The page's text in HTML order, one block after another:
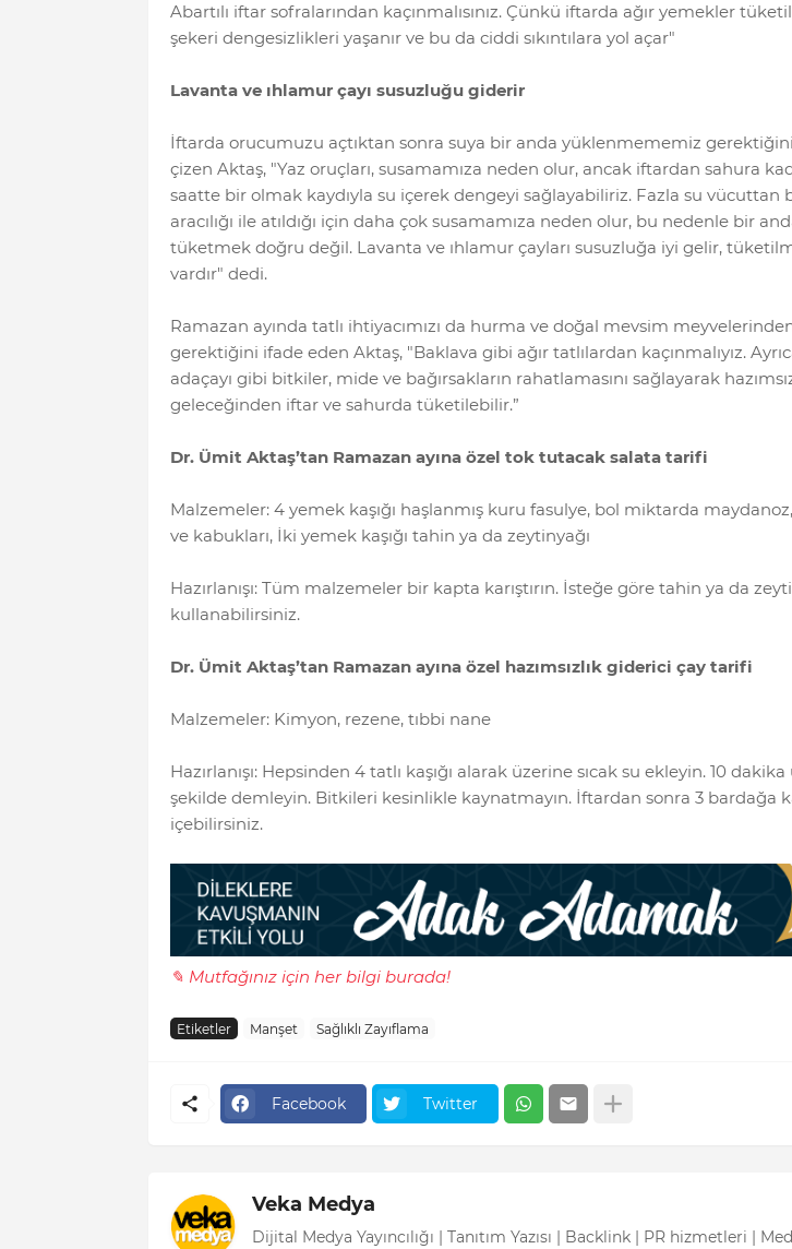
Abartılı iftar sofralarından kaçınmalısınız. Çünkü iftarda ağır yemekler
şekeri dengesizlikleri yaşanır ve bu da ciddi sıkıntılara yol açar"
Lavanta ve ıhlamur çayı susuzluğu giderir
İftarda orucumuzu açtıktan sonra suya bir anda yüklenmememiz
çizen Aktaş, "Yaz oruçları, susamamıza neden olur, ancak iftardan sahura
saatte bir olmak kaydıyla su içerek dengeyi sağlayabiliriz. Fazla su vücuttan
aracılığı ile atıldığı için daha çok susamamıza neden olur, bu nedenle bir
tüketmek doğru değil. Lavanta ve ıhlamur çayları susuzluğa iyi gelir,
vardır" dedi.
Ramazan ayında tatlı ihtiyacımızı da hurma ve doğal mevsim
gerektiğini ifade eden Aktaş, "Baklava gibi ağır tatlılardan kaçınmalıyız.
adaçayı gibi bitkiler, mide ve bağırsakların rahatlamasını sağlayarak
geleceğinden iftar ve sahurda tüketilebilir.”
Dr. Ümit Aktaş’tan Ramazan ayına özel tok tutacak salata tarifi
Malzemeler: 4 yemek kaşığı haşlanmış kuru fasulye, bol miktarda
ve kabukları, İki yemek kaşığı tahin ya da zeytinyağı
Hazırlanışı: Tüm malzemeler bir kapta karıştırın. İsteğe göre tahin ya da
kullanabilirsiniz.
Dr. Ümit Aktaş’tan Ramazan ayına özel hazımsızlık giderici çay tarifi
Malzemeler: Kimyon, rezene, tıbbi nane
Hazırlanışı: Hepsinden 4 tatlı kaşığı alarak üzerine sıcak su ekleyin. 10
şekilde demleyin. Bitkileri kesinlikle kaynatmayın. İftardan sonra 3 bardağa
içebilirsiniz.
✎ Mutfağınız için her bilgi burada!
Etiketler Manşet Sağlıklı Zayıflama
Facebook Twitter
Veka Medya
Dijital Medya Yayıncılığı | Tanıtım Yazısı | Backlink | PR hizmetleri |